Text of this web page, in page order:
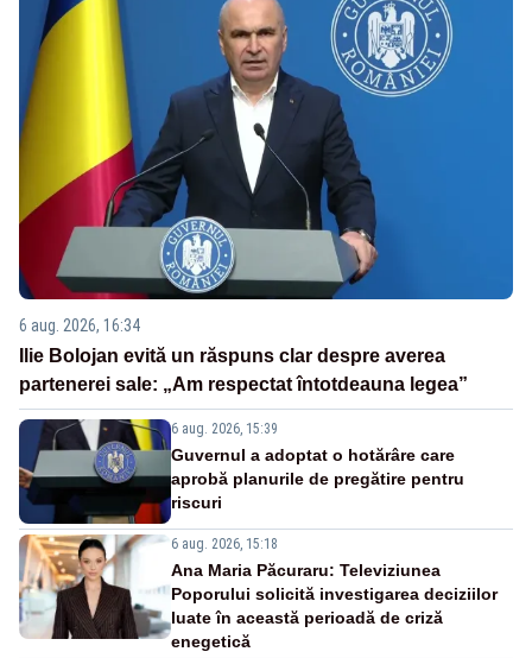
6 aug. 2026, 16:34
Ilie Bolojan evită un răspuns clar despre averea
partenerei sale: „Am respectat întotdeauna legea”
6 aug. 2026, 15:39
Guvernul a adoptat o hotărâre care
aprobă planurile de pregătire pentru
riscuri
6 aug. 2026, 15:18
Ana Maria Păcuraru: Televiziunea
Poporului solicită investigarea deciziilor
luate în această perioadă de criză
enegetică